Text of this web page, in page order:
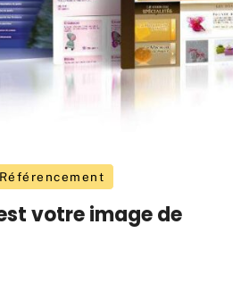
Référencement
votre image de